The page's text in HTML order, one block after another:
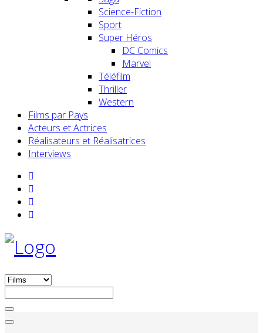
Science-Fiction
Sport
Super Héros
DC Comics
Marvel
Téléfilm
Thriller
Western
Films par Pays
Acteurs et Actrices
Réalisateurs et Réalisatrices
Interviews